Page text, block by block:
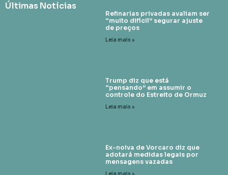
Últimas Notícias
Refinarias privadas avaliam ser
“muito difícil” segurar ajuste
de preços
Leia mais »
Trump diz que está
“pensando” em assumir o
controle do Estreito de Ormuz
Leia mais »
Ex-noiva de Vorcaro diz que
adotará medidas legais por
mensagens vazadas